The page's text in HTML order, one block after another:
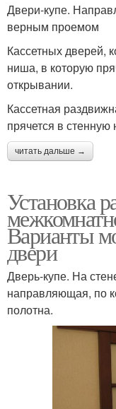
Двери-купе.
верным проемом
Кассетных дверей,
ниша, в которую
открывании.
Кассетная
прячется в
читать дальше →
Установка
Варианты
двери
Дверь-купе. На
направляющая, по
полотна.